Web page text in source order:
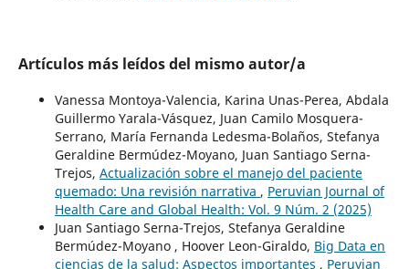
Artículos más leídos del mismo autor/a
Vanessa Montoya-Valencia, Karina Unas-Perea, Abdala
Guillermo Yarala-Vásquez, Juan Camilo Mosquera-
Serrano, María Fernanda Ledesma-Bolaños, Stefanya
Geraldine Bermúdez-Moyano, Juan Santiago Serna-
Trejos, Actualización sobre el manejo del paciente
quemado: Una revisión narrativa , Peruvian Journal of
Health Care and Global Health: Vol. 9 Núm. 2 (2025)
Juan Santiago Serna-Trejos, Stefanya Geraldine
Bermúdez-Moyano , Hoover Leon-Giraldo, Big Data en
ciencias de la salud: Aspectos importantes , Peruvian